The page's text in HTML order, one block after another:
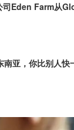
司Eden Farm从
南亚，你比别人快